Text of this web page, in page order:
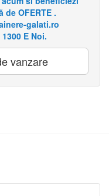
OFERTE .
galati.ro
E Noi.
vanzare